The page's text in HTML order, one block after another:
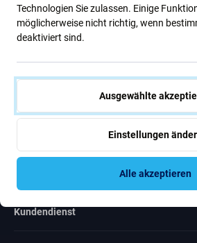
Rated Excellent
Over
Kundendienst
Technologien Sie zulassen. Einige
möglicherweise nicht richtig, wenn
deaktiviert sind.
Ausgewählte
Einstellungen
Alle akzeptieren